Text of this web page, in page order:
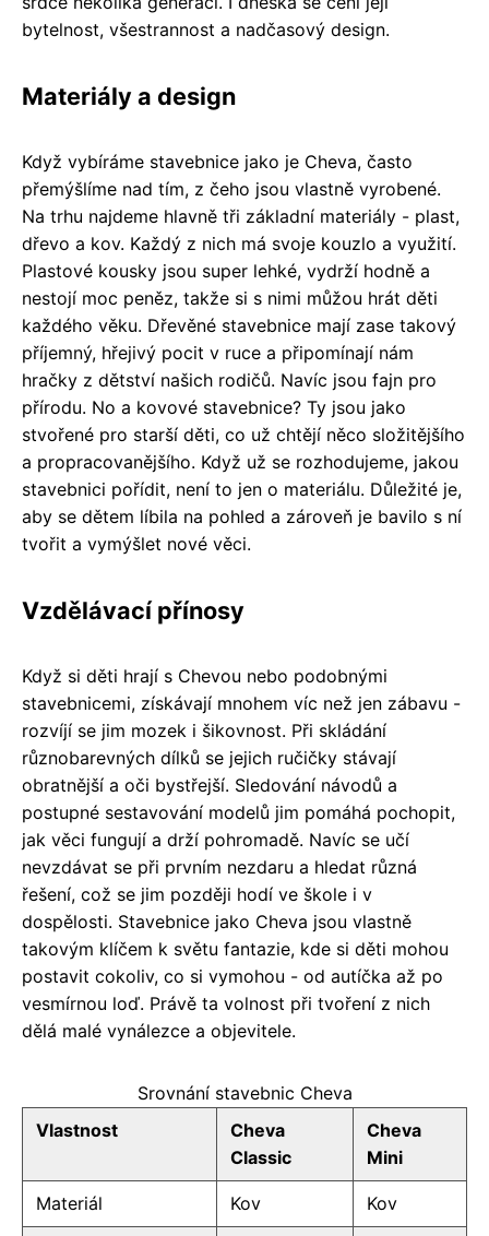
bytelnost, všestrannost a nadčasový design.
Materiály a design
Když vybíráme stavebnice jako je Cheva, často
přemýšlíme nad tím, z čeho jsou vlastně vyrobené.
Na trhu najdeme hlavně tři základní materiály - plast,
dřevo a kov. Každý z nich má svoje kouzlo a využití.
Plastové kousky jsou super lehké, vydrží hodně a
nestojí moc peněz, takže si s nimi můžou hrát děti
každého věku. Dřevěné stavebnice mají zase takový
příjemný, hřejivý pocit v ruce a připomínají nám
hračky z dětství našich rodičů. Navíc jsou fajn pro
přírodu. No a kovové stavebnice? Ty jsou jako
stvořené pro starší děti, co už chtějí něco složitějšího
a propracovanějšího. Když už se rozhodujeme, jakou
stavebnici pořídit, není to jen o materiálu. Důležité je,
aby se dětem líbila na pohled a zároveň je bavilo s ní
tvořit a vymýšlet nové věci.
Vzdělávací přínosy
Když si děti hrají s Chevou nebo podobnými
stavebnicemi, získávají mnohem víc než jen zábavu -
rozvíjí se jim mozek i šikovnost. Při skládání
různobarevných dílků se jejich ručičky stávají
obratnější a oči bystřejší. Sledování návodů a
postupné sestavování modelů jim pomáhá pochopit,
jak věci fungují a drží pohromadě. Navíc se učí
nevzdávat se při prvním nezdaru a hledat různá
řešení, což se jim později hodí ve škole i v
dospělosti. Stavebnice jako Cheva jsou vlastně
takovým klíčem k světu fantazie, kde si děti mohou
postavit cokoliv, co si vymohou - od autíčka až po
vesmírnou loď. Právě ta volnost při tvoření z nich
dělá malé vynálezce a objevitele.
Srovnání stavebnic Cheva
Vlastnost
Cheva
Classic
Cheva
Mini
Materiál Kov Kov